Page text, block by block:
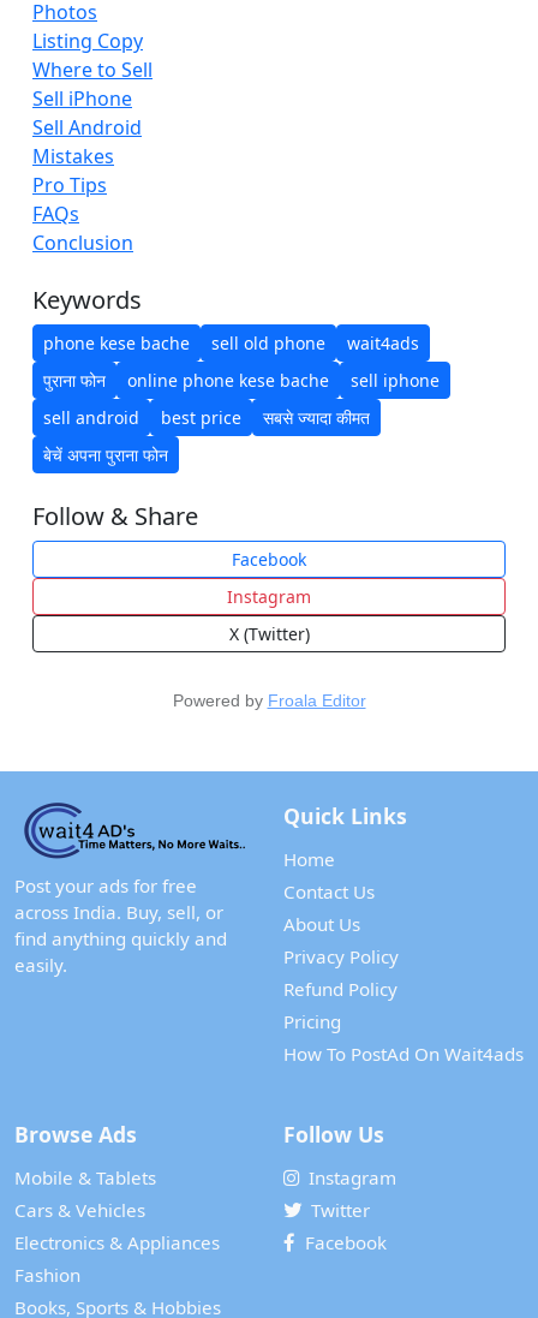
Photos
Listing Copy
Where to Sell
Sell iPhone
Sell Android
Mistakes
Pro Tips
FAQs
Conclusion
Keywords
phone kese bache sell old phone
wait4ads
पुराना फोन
online phone kese bache
sell iphone
sell android
best price
सबसे ज्यादा कीमत
बेचें अपना पुराना फोन
Follow & Share
Facebook
Instagram
X (Twitter)
Powered by Froala Editor
Post your ads for free
across India. Buy, sell, or
find anything quickly and
easily.
Quick Links
Home
Contact Us
About Us
Privacy Policy
Refund Policy
Pricing
How To PostAd On Wait4ads
Browse Ads
Mobile & Tablets
Cars & Vehicles
Electronics & Appliances
Fashion
Books, Sports & Hobbies
Follow Us
Instagram
Twitter
Facebook